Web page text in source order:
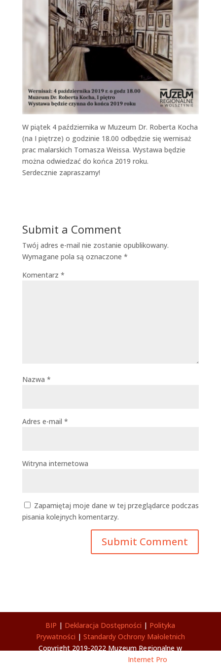
W piątek 4 października w Muzeum Dr. Roberta Kocha
(na I piętrze) o godzinie 18.00 odbędzie się wernisaż
prac malarskich Tomasza Weissa. Wystawa będzie
można odwiedzać do końca 2019 roku.
Serdecznie zapraszamy!
Submit a Comment
Twój adres e-mail nie zostanie opublikowany.
Wymagane pola są oznaczone *
Komentarz *
Nazwa *
Adres e-mail *
Witryna internetowa
Zapamiętaj moje dane w tej przeglądarce podczas
pisania kolejnych komentarzy.
BIP | Deklaracja Dostępności | Polityka
Prywatności | Standardy Ochrony Małoletnich
Copyright 2019-2022 Muzeum Regionalne w
Internet Pro